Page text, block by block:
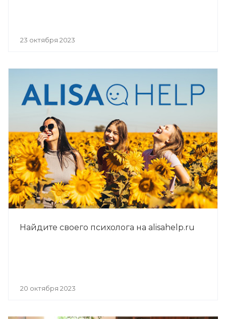
23 октября 2023
Найдите своего психолога на alisahelp.ru
20 октября 2023